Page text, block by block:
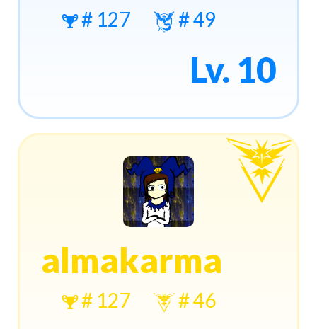
# 127 # 49
Lv. 10
almakarma
# 127 # 46